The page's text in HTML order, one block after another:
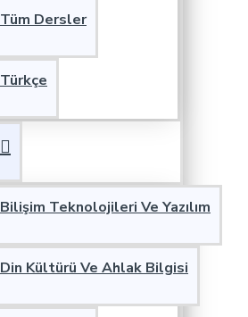
Tüm Dersler
Türkçe
Bilişim Teknolojileri Ve Yazılım
Din Kültürü Ve Ahlak Bilgisi